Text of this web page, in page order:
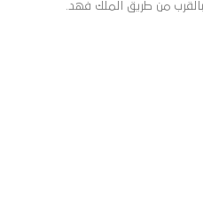
بالجودة العالية والقيمة
من طريق الملك فهد.